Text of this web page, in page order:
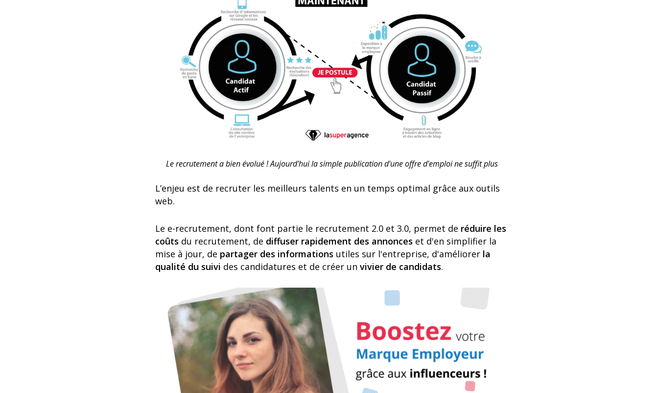
Le recrutement a bien évolué ! Aujourd'hui la simple publication d'une offre d'emploi ne suffit plus
L’enjeu est de recruter les meilleurs talents en un temps optimal grâce aux outils
web.
Le e-recrutement, dont font partie le recrutement 2.0 et 3.0, permet de réduire les
coûts du recrutement, de diffuser rapidement des annonces et d'en simplifier la
mise à jour, de partager des informations utiles sur l'entreprise, d'améliorer la
qualité du suivi des candidatures et de créer un vivier de candidats.